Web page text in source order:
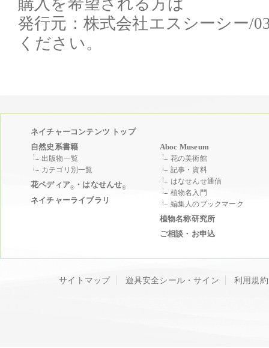
発行元：株式会社エスシーシー/
ください。
ネイチャーコンテンツ トップ
自然史系書籍
出版物一覧
カテゴリ別一覧
花ペディア® ・はなせんせ®
ネイチャーライブラリ
Aboc Museum
花の美術館
記事・資料
はなせんせ通信
植物名入門
編集人のブックマーク
植物名称研究所
ご相談・お申込
サイトマップ 遊具安全シール・サイン 利用規約